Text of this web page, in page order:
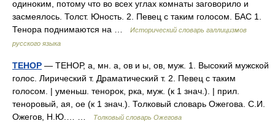
одиноким, потому что во всех углах комнаты заговорило и
засмеялось. Толст. Юность. 2. Певец с таким голосом. БАС 1.
Тенора поднимаются на …
Исторический словарь галлицизмов
русского языка
ТЕНОР — ТЕНОР, а, мн. а, ов и ы, ов, муж. 1. Высокий мужской
голос. Лирический т. Драматический т. 2. Певец с таким
голосом. | уменьш. тенорок, рка, муж. (к 1 знач.). | прил.
теноровый, ая, ое (к 1 знач.). Толковый словарь Ожегова. С.И.
Ожегов, Н.Ю.… …
Толковый словарь Ожегова